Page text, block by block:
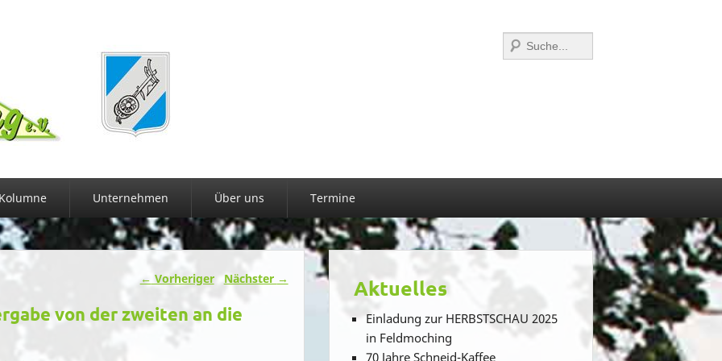
Suchen
Kolumne Unternehmen Über uns Termine
← Vorheriger Nächster →
von der zweiten an die
Aktuelles
Einladung zur HERBSTSCHAU 2025
in Feldmoching
70 Jahre Schneid-Kaffee